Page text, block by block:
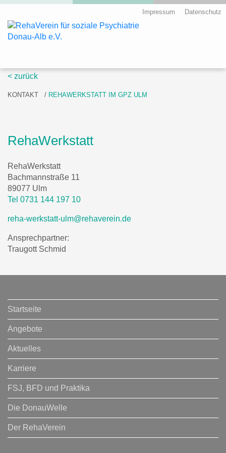
Skip
content
Impressum Datenschutz
< zurück
KONTAKT REHAWERKSTATT IM GPZ ULM
RehaWerkstatt
RehaWerkstatt
Bachmannstraße 11
89077 Ulm
Tel 0731 144 197 10
reha-werkstatt-ulm@rehaverein.de
Ansprechpartner:
Traugott Schmid
Startseite
Angebote
Aktuelles
Karriere
FSJ, BFD und Praktika
Die DonauWelle
Der RehaVerein